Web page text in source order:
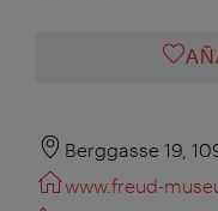
Berggasse 19,
www.freud-